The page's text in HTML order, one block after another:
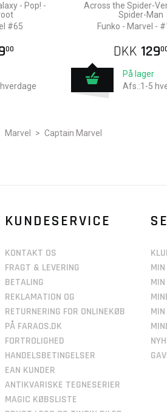
- Pop! -
#65
00
Across the Spider-
Spider-Man
Funko - Marvel -
DKK 129
På lager
Afs.:1-5
Marvel > Captain Marvel
KUNDESERVICE
KONTAKT OS
FRAGT & LEVERING
BETALING
REKLAMATION OG
RETURNERING FOR ONLINEKØB
PÅ FARAOS.DK
FORTROLIGHED
HANDELSBETINGELSER
EAN KUNDER
ANTIKVARISKE TEGNESERIER
MAGIC KØBSLISTE